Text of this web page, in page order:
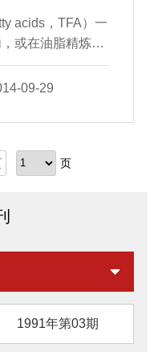
acids，TFA）一
或在油脂精炼、
。不恰当的加工方
09-29
页
1991年第03期